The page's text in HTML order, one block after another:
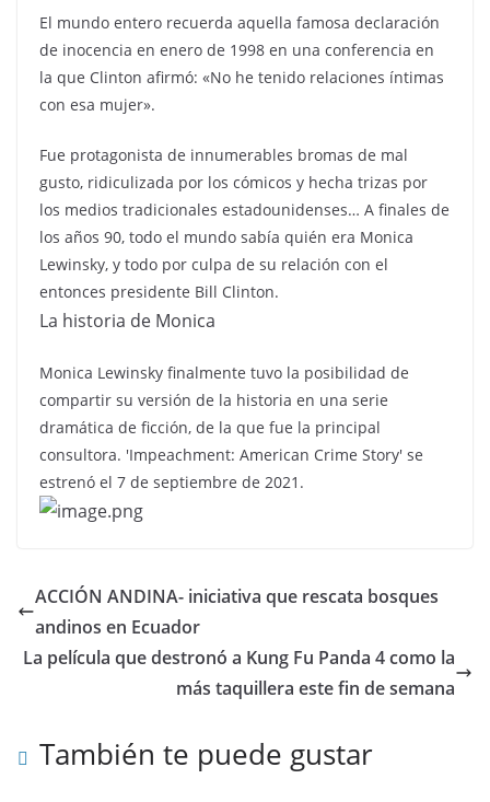
El mundo entero recuerda aquella famosa declaración
de inocencia en enero de 1998 en una conferencia en
la que Clinton afirmó: «No he tenido relaciones íntimas
con esa mujer».
Fue protagonista de innumerables bromas de mal
gusto, ridiculizada por los cómicos y hecha trizas por
los medios tradicionales estadounidenses… A finales de
los años 90, todo el mundo sabía quién era Monica
Lewinsky, y todo por culpa de su relación con el
entonces presidente Bill Clinton.
La historia de Monica
Monica Lewinsky finalmente tuvo la posibilidad de
compartir su versión de la historia en una serie
dramática de ficción, de la que fue la principal
consultora. 'Impeachment: American Crime Story' se
estrenó el 7 de septiembre de 2021.
ACCIÓN ANDINA- iniciativa que rescata bosques
andinos en Ecuador
La película que destronó a Kung Fu Panda 4 como la
más taquillera este fin de semana
También te puede gustar